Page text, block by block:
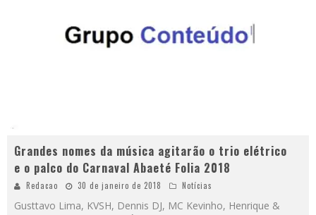
Grandes nomes da música agitarão o trio elétrico
e o palco do Carnaval Abaeté Folia 2018
Redacao 30 de janeiro de 2018 Notícias
Gusttavo Lima, KVSH, Dennis DJ, MC Kevinho, Henrique &